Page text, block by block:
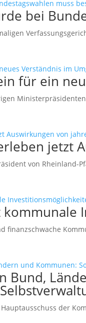
bei
für ein
jetzt
von Rheinland-
finanzschwache
Bund,
der